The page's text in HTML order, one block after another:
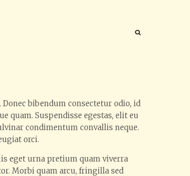
bibendum consectetur odio, id
quam. Suspendisse egestas, elit eu
condimentum convallis neque.
orci.
eget urna pretium quam viverra
Morbi quam arcu, fringilla sed